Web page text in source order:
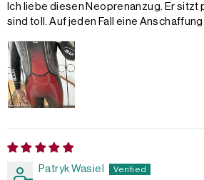
Ich liebe diesen Neoprenanzug. Er sitzt
sind toll. Auf jeden Fall eine Anschaffung
Patryk Wasiel